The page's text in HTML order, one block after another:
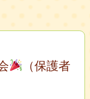
（保護者